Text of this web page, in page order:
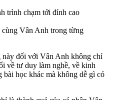
Vân Anh trong từng
này đối với Vân Anh không chỉ
về tư duy làm nghề, về kinh
bài học khác mà không dễ gì có